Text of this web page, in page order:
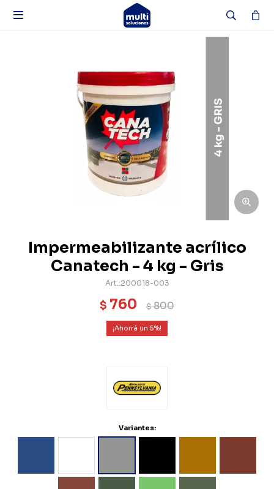

Impermeabilizante acrílico
Canatech - 4 kg - Gris
200018-003
$ 760 $800
5
Variantes: